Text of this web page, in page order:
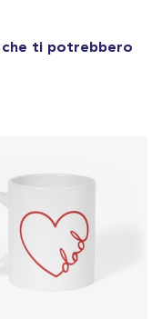
che ti potrebbero